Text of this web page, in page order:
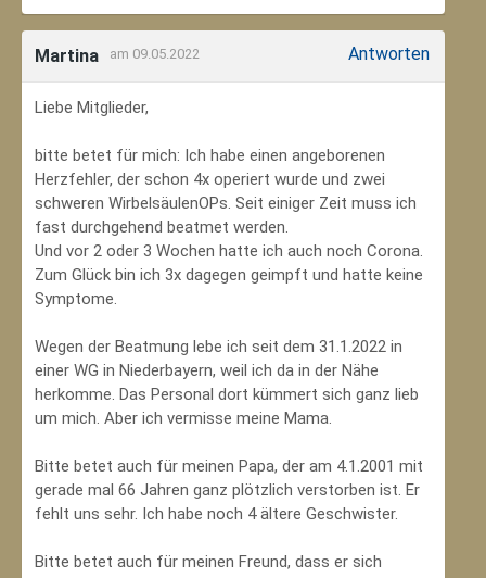
Martina am 09.05.2022 Antworten
Liebe Mitglieder,
bitte betet für mich: Ich habe einen angeborenen
Herzfehler, der schon 4x operiert wurde und zwei
schweren WirbelsäulenOPs. Seit einiger Zeit muss ich
fast durchgehend beatmet werden.
Und vor 2 oder 3 Wochen hatte ich auch noch Corona.
Zum Glück bin ich 3x dagegen geimpft und hatte keine
Symptome.
Wegen der Beatmung lebe ich seit dem 31.1.2022 in
einer WG in Niederbayern, weil ich da in der Nähe
herkomme. Das Personal dort kümmert sich ganz lieb
um mich. Aber ich vermisse meine Mama.
Bitte betet auch für meinen Papa, der am 4.1.2001 mit
gerade mal 66 Jahren ganz plötzlich verstorben ist. Er
fehlt uns sehr. Ich habe noch 4 ältere Geschwister.
Bitte betet auch für meinen Freund, dass er sich